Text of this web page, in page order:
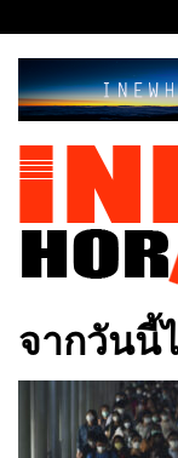
to
content
จากวันนี้